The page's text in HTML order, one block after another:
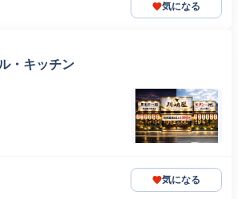
気になる
・キッチン
気になる